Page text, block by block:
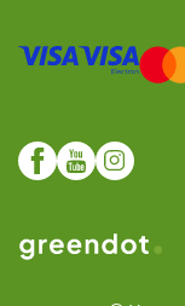
Web realozoval